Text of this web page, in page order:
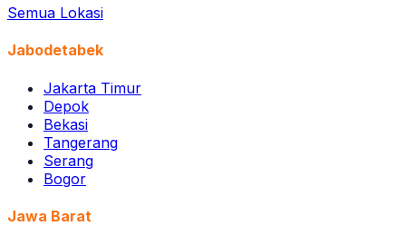
Semua Lokasi
Jabodetabek
Jakarta Timur
Depok
Bekasi
Tangerang
Serang
Bogor
Jawa Barat